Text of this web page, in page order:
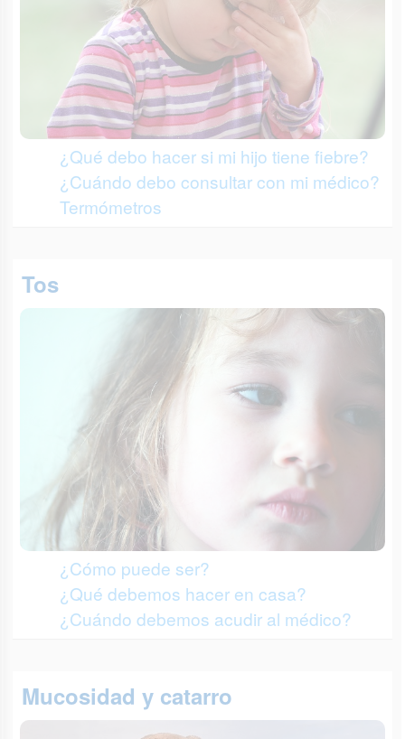
¿Qué debo hacer si mi hijo tiene fiebre?
¿Cuándo debo consultar con mi médico?
Termómetros
Tos
¿Cómo puede ser?
¿Qué debemos hacer en casa?
¿Cuándo debemos acudir al médico?
Mucosidad y catarro